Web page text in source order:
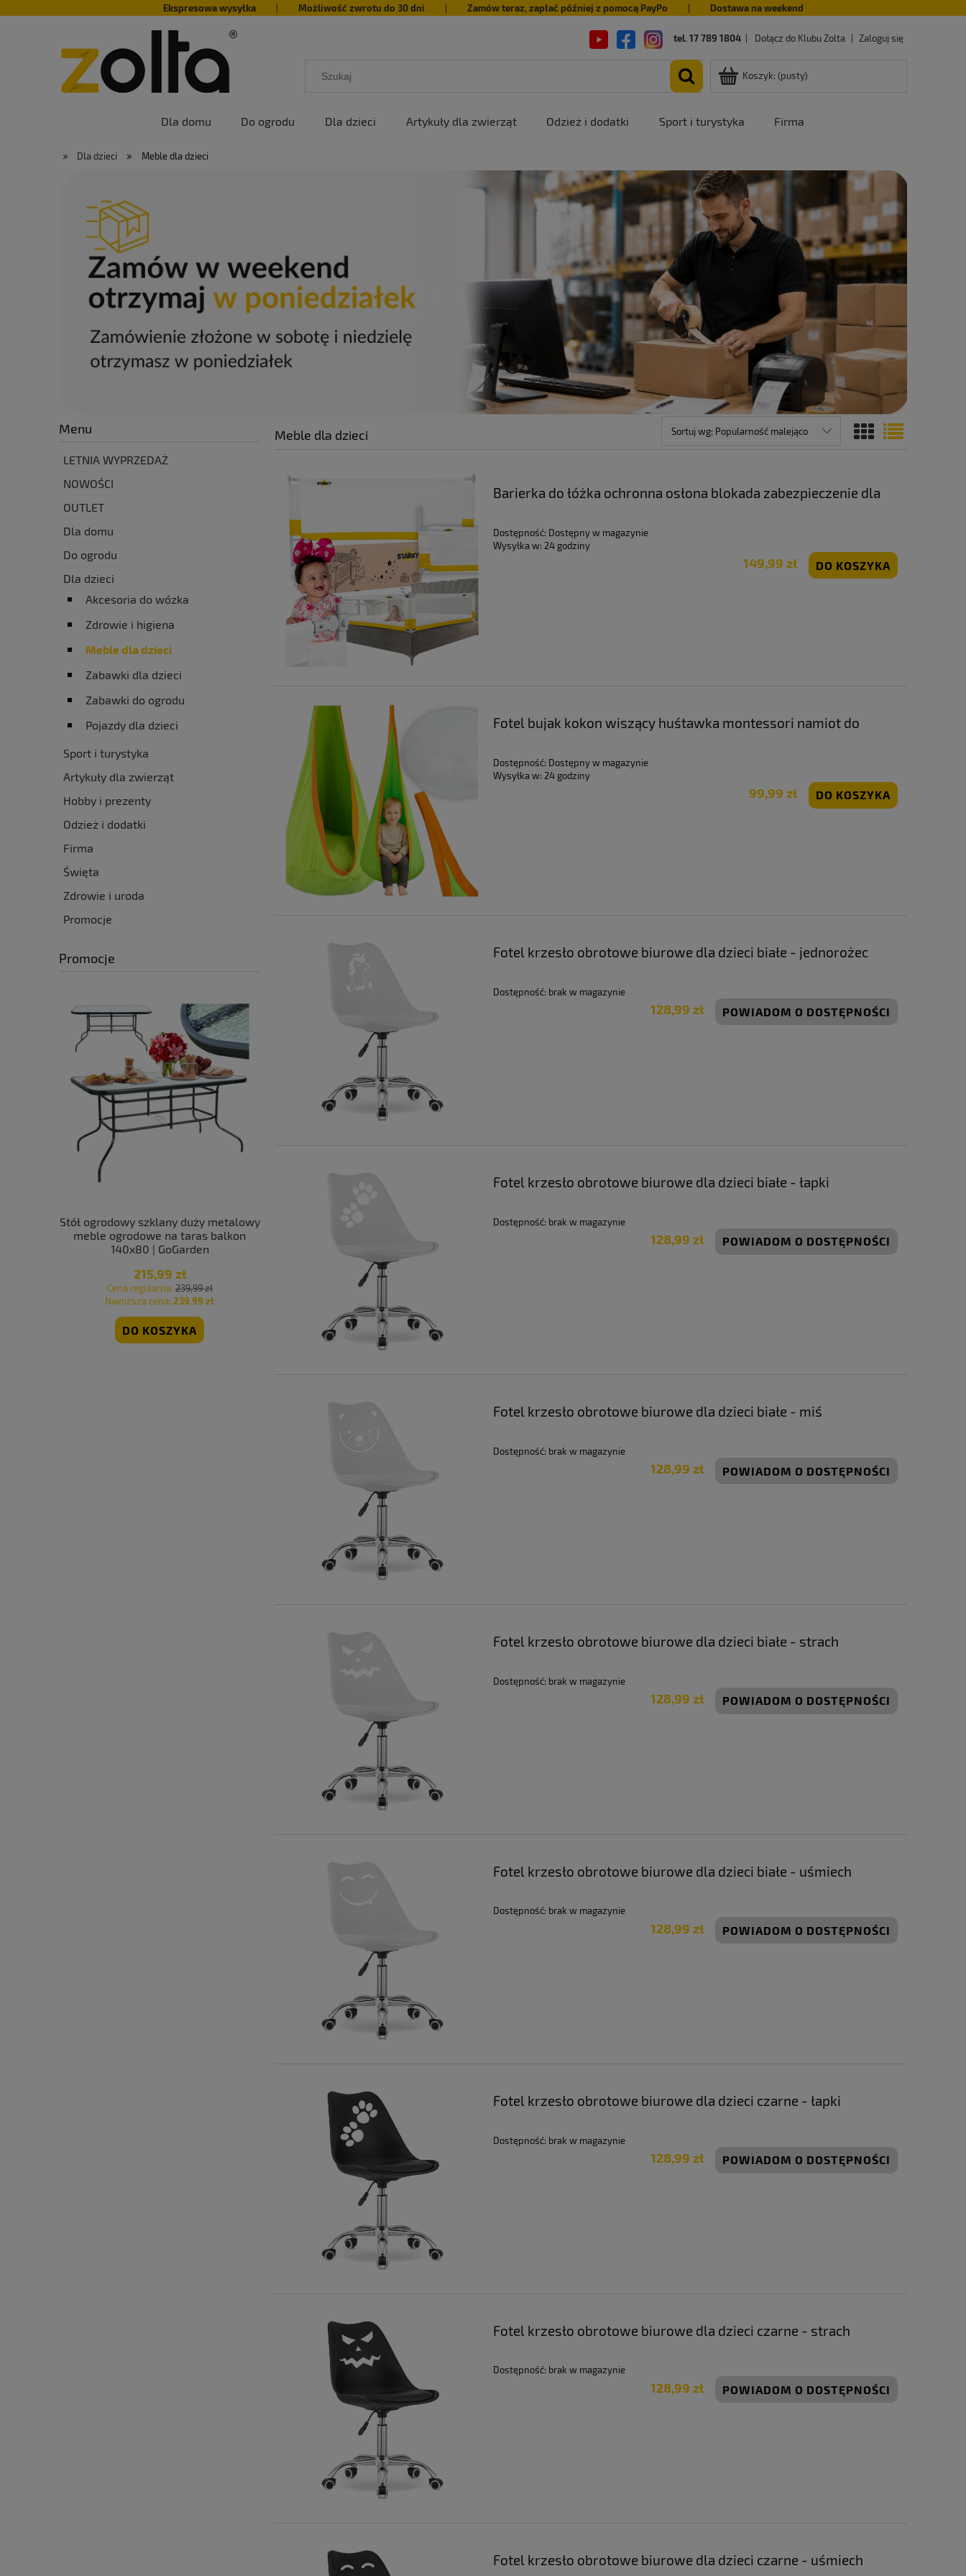
Ekspresowa wysyłka Możliwość zwrotu do 30 dni Zamów teraz, zapłać później z pomocą PayPo Dostawa na weekend
tel. 17 789 1804 Dołącz do Klubu Zolta Zaloguj się
Koszyk: (pusty)
Dla domu Do ogrodu Dla dzieci Artykuły dla zwierząt Odzież i dodatki Sport i turystyka Firma
» Dla dzieci » Meble dla dzieci
Menu
LETNIA WYPRZEDAŻ
NOWOŚCI
OUTLET
Dla domu
Do ogrodu
Dla dzieci
Akcesoria do wózka
Zdrowie i higiena
Meble dla dzieci
Zabawki dla dzieci
Zabawki do ogrodu
Pojazdy dla dzieci
Sport i turystyka
Artykuły dla zwierząt
Hobby i prezenty
Odzież i dodatki
Firma
Święta
Zdrowie i uroda
Promocje
Promocje
Stół ogrodowy szklany duży metalowy
meble ogrodowe na taras balkon
140x80 | GoGarden
215,99 zł
Cena regularna: 239,99 zł
Najniższa cena: 239,99 zł
DO KOSZYKA
269,99 zł
Cena regularna:
DO KOSZYKA
Krzesła ogrodowe metalowe zestaw
na taras balkon beżowe fotel ogrodu
160x160 cm beżowy | GoGarden
Meble dla dzieci Sortuj wg: Popularność malejąco
Barierka do łóżka ochronna osłona blokada zabezpieczenie dla
Dostępność: Dostępny w magazynie
Wysyłka w: 24 godziny
149,99 zł DO KOSZYKA
Fotel bujak kokon wiszący huśtawka montessori namiot do
Dostępność: Dostępny w magazynie
Wysyłka w: 24 godziny
99,99 zł DO KOSZYKA
Fotel krzesło obrotowe biurowe dla dzieci białe - jednorożec
Dostępność: brak w magazynie
128,99 zł POWIADOM O DOSTĘPNOŚCI
Fotel krzesło obrotowe biurowe dla dzieci białe - łapki
Dostępność: brak w magazynie
128,99 zł POWIADOM O DOSTĘPNOŚCI
Fotel krzesło obrotowe biurowe dla dzieci białe - miś
Dostępność: brak w magazynie
128,99 zł POWIADOM O DOSTĘPNOŚCI
Fotel krzesło obrotowe biurowe dla dzieci białe - strach
Dostępność: brak w magazynie
128,99 zł POWIADOM O DOSTĘPNOŚCI
Fotel krzesło obrotowe biurowe dla dzieci białe - uśmiech
Dostępność: brak w magazynie
128,99 zł POWIADOM O DOSTĘPNOŚCI
Fotel krzesło obrotowe biurowe dla dzieci czarne - łapki
Dostępność: brak w magazynie
128,99 zł POWIADOM O DOSTĘPNOŚCI
Fotel krzesło obrotowe biurowe dla dzieci czarne - strach
Dostępność: brak w magazynie
128,99 zł POWIADOM O DOSTĘPNOŚCI
Fotel krzesło obrotowe biurowe dla dzieci czarne - uśmiech